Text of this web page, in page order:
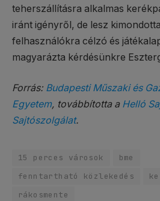
teherszállításra alkalmas
iránt igényről, de lesz
felhasználókra célzó és
magyarázta kérdésünkre
Forrás: Budapesti Műszaki és
Egyetem, továbbította a Helló
Sajtószolgálat.
15 perces városok
bme
fenntartható közlekedés
rákosmente